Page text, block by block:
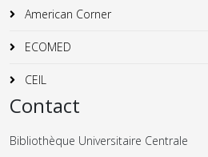
American Corner
ECOMED
CEIL
Contact
Bibliothèque Universitaire Centrale